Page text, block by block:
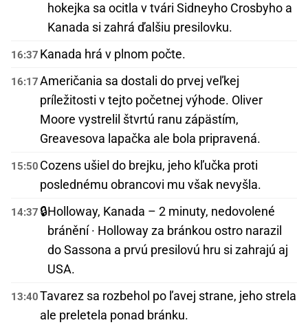
hokejka sa ocitla v tvári Sidneyho Crosbyho a
Kanada si zahrá ďalšiu presilovku.
16:37 Kanada hrá v plnom počte.
16:17Američania sa dostali do prvej veľkej
príležitosti v tejto početnej výhode. Oliver
Moore vystrelil štvrtú ranu zápästím,
Greavesova lapačka ale bola pripravená.
15:50 Cozens ušiel do brejku, jeho kľučka proti
poslednému obrancovi mu však nevyšla.
14:37 🔒Holloway, Kanada – 2 minuty, nedovolené
bránění · Holloway za bránkou ostro narazil
do Sassona a prvú presilovú hru si zahrajú aj
USA.
13:40Tavarez sa rozbehol po ľavej strane, jeho strela
ale preletela ponad bránku.